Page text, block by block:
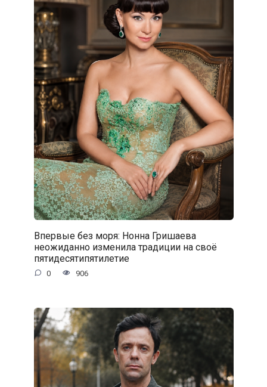
Впервые без моря: Нонна Гришаева
неожиданно изменила традиции на своё
пятидесятипятилетие
0 906